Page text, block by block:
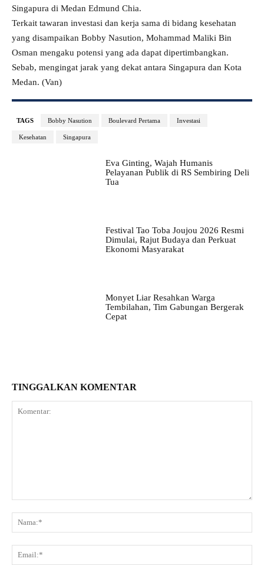
Singapura di Medan Edmund Chia.
Terkait tawaran investasi dan kerja sama di bidang kesehatan
yang disampaikan Bobby Nasution, Mohammad Maliki Bin
Osman mengaku potensi yang ada dapat dipertimbangkan.
Sebab, mengingat jarak yang dekat antara Singapura dan Kota
Medan. (Van)
TAGS Bobby Nasution Boulevard Pertama Investasi
Kesehatan Singapura
Eva Ginting, Wajah Humanis
Pelayanan Publik di RS Sembiring Deli
Tua
Festival Tao Toba Joujou 2026 Resmi
Dimulai, Rajut Budaya dan Perkuat
Ekonomi Masyarakat
Monyet Liar Resahkan Warga
Tembilahan, Tim Gabungan Bergerak
Cepat
TINGGALKAN KOMENTAR